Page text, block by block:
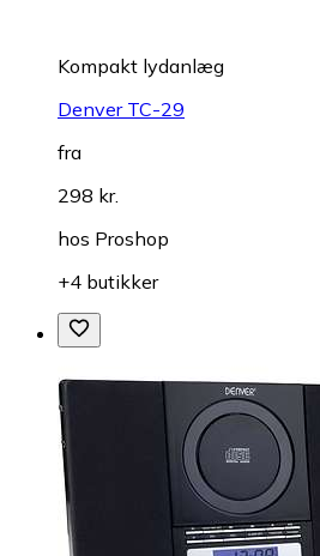
Kompakt lydanlæg
Denver TC-29
fra
298 kr.
hos Proshop
+4 butikker